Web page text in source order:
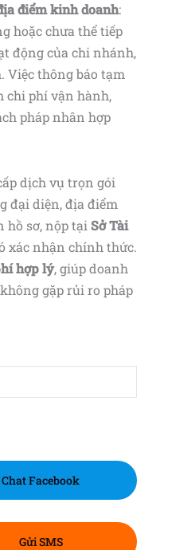
điểm kinh doanh:
hoặc chưa thể tiếp
động của chi nhánh,
Việc thông báo tạm
chi phí vận hành,
pháp nhân hợp
dịch vụ trọn gói
đại diện, địa điểm
hồ sơ, nộp tại Sở Tài
xác nhận chính thức.
hợp lý, giúp doanh
gặp rủi ro pháp
Chat Facebook
Gửi SMS